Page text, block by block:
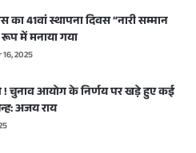
का 41वां स्थापना दिवस “नारी सम्मान
में मनाया गया
2025
! चुनाव आयोग के निर्णय पर खड़े हुए कई
अजय राय